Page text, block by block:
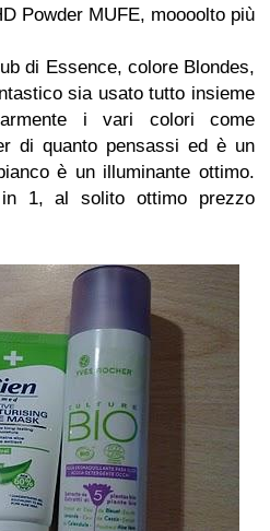
Powder MUFE, moooolto più
di Essence, colore Blondes,
sia usato tutto insieme
i vari colori come
di quanto pensassi ed è un
è un illuminante ottimo.
in 1, al solito ottimo prezzo